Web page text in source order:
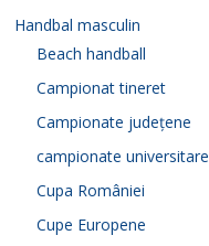
Handbal masculin
Beach handball
Campionat tineret
Campionate județene
campionate universitare
Cupa României
Cupe Europene